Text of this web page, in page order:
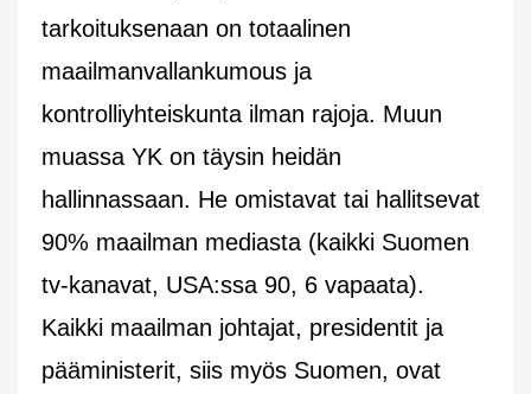
tarkoituksenaan on totaalinen
maailmanvallankumous ja
kontrolliyhteiskunta ilman rajoja. Muun
muassa YK on täysin heidän
hallinnassaan. He omistavat tai hallitsevat
90% maailman mediasta (kaikki Suomen
tv-kanavat, USA:ssa 90, 6 vapaata).
Kaikki maailman johtajat, presidentit ja
pääministerit, siis myös Suomen, ovat